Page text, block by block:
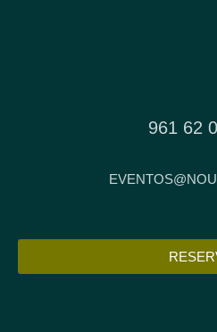
961 62